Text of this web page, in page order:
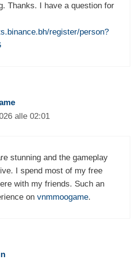
Thanks. I have a question for
register/person?
alle 02:01
stunning and the gameplay
I spend most of my free
with my friends. Such an
on vnmmoogame.